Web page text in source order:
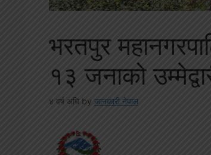
भरतपुर
१३ जनाको
४ वर्ष अघि by जानकारी नेपाल